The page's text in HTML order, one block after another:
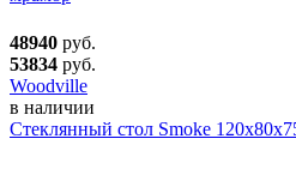
48940 руб.
53834 руб.
Woodville
в наличии
Стеклянный стол Smoke